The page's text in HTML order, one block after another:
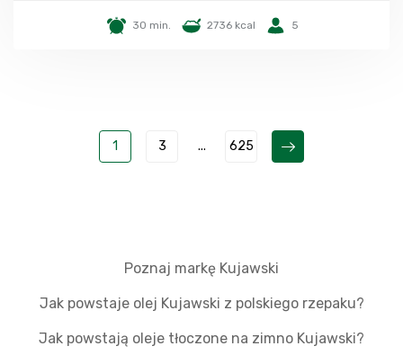
30 min. 2736 kcal 5
1 3 ... 625
Poznaj markę Kujawski
Jak powstaje olej Kujawski z polskiego rzepaku?
Jak powstają oleje tłoczone na zimno Kujawski?